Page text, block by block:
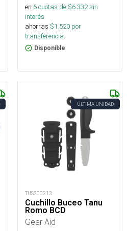
en 6cuotas de $6.332sin
interés
ahorras $1.520 por
transferencia.
Disponible
ÚLTIMA UNIDAD
TUS200213
Cuchillo Buceo Tanu
Romo BCD
Gear Aid